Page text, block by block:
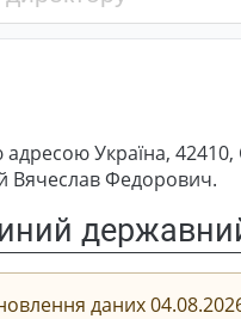
Україна,
Вячеслав Федорович.
державний
даних